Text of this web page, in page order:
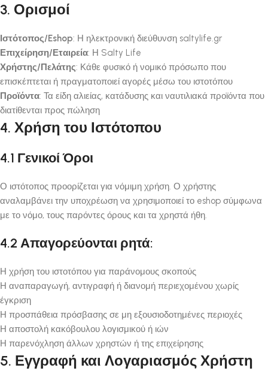
3. Ορισμοί
Ιστότοπος/Eshop: Η ηλεκτρονική διεύθυνση saltylife.gr
Επιχείρηση/Εταιρεία: Η Salty Life
Χρήστης/Πελάτης: Κάθε φυσικό ή νομικό πρόσωπο που
επισκέπτεται ή πραγματοποιεί αγορές μέσω του ιστοτόπου
Προϊόντα: Τα είδη αλιείας, κατάδυσης και ναυτιλιακά προϊόντα που
διατίθενται προς πώληση
4. Χρήση του Ιστότοπου
4.1 Γενικοί Όροι
Ο ιστότοπος προορίζεται για νόμιμη χρήση. Ο χρήστης
αναλαμβάνει την υποχρέωση να χρησιμοποιεί το eshop σύμφωνα
με το νόμο, τους παρόντες όρους και τα χρηστά ήθη.
4.2 Απαγορεύονται ρητά:
Η χρήση του ιστοτόπου για παράνομους σκοπούς
Η αναπαραγωγή, αντιγραφή ή διανομή περιεχομένου χωρίς
έγκριση
Η προσπάθεια πρόσβασης σε μη εξουσιοδοτημένες περιοχές
Η αποστολή κακόβουλου λογισμικού ή ιών
Η παρενόχληση άλλων χρηστών ή της επιχείρησης
5. Εγγραφή και Λογαριασμός Χρήστη